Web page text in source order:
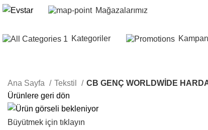
Mağazalarımız
Kategoriler
Ana Sayfa Tekstil
CB GENÇ WORLDWİDE
Ürünlere geri dön
Büyütmek için tıklayın